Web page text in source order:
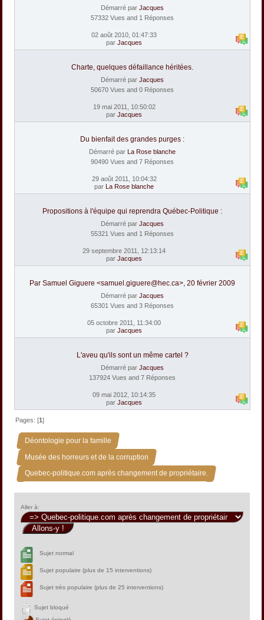
Démarré par Jacques
57332 Vues and 1 Réponses
02 août 2010, 01:47:33
par Jacques
Charte, quelques défaillance héritées.
Démarré par Jacques
50670 Vues and 0 Réponses
19 mai 2011, 10:50:02
par Jacques
Du bienfait des grandes purges :
Démarré par La Rose blanche
90490 Vues and 7 Réponses
29 août 2011, 10:04:32
par La Rose blanche
Propositions à l'équipe qui reprendra Québec-Politique :
Démarré par Jacques
55321 Vues and 1 Réponses
29 septembre 2011, 12:13:14
par Jacques
Par Samuel Giguere <samuel.giguere@hec.ca>, 20 février 2009
Démarré par Jacques
65301 Vues and 3 Réponses
05 octobre 2011, 11:34:00
par Jacques
L'aveu qu'ils sont un même cartel ?
Démarré par Jacques
137924 Vues and 7 Réponses
09 mai 2012, 10:14:35
par Jacques
Pages: [1]
Déontologie pour la famille »
Musée des horreurs et de la corruption »
Quebec-politique.com après changement de propriétaire.
Aller à:
Sujet normal
Sujet populaire (plus de 15 interventions)
Sujet très populaire (plus de 25 interventions)
Sujet bloqué